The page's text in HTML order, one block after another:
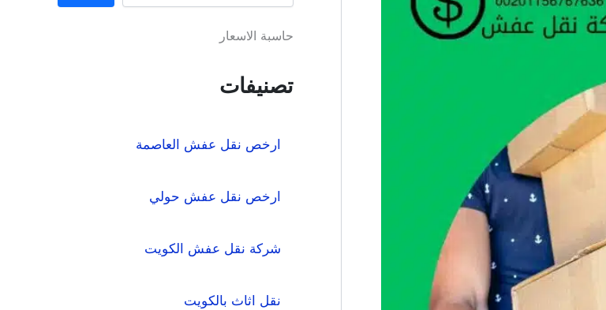
حاسبة الاسعار
تصنيفات
ارخص نقل عفش العاصمة
ارخص نقل عفش حولي
شركة نقل عفش الكويت
نقل اثاث بالكويت